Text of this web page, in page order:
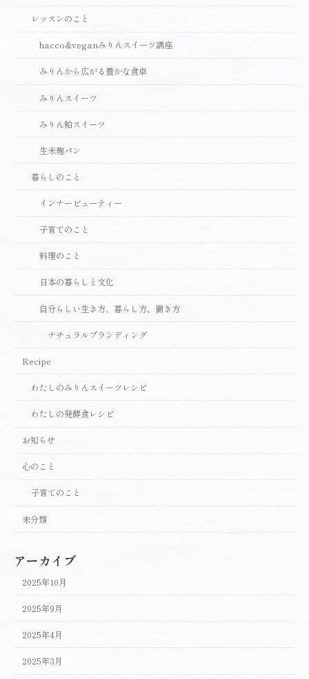
レッスンのこと
hacco&veganみりんスイーツ講座
みりんから広がる豊かな食卓
みりんスイーツ
みりん粕スイーツ
生米麹パン
暮らしのこと
インナービューティー
子育てのこと
料理のこと
日本の暮らしと文化
自分らしい生き方、暮らし方、働き方
ナチュラルブランディング
Recipe
わたしのみりんスイーツレシピ
わたしの発酵食レシピ
お知らせ
心のこと
子育てのこと
未分類
アーカイブ
2025年10月
2025年9月
2025年4月
2025年3月